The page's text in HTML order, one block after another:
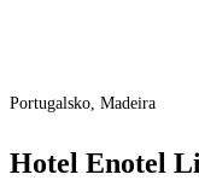
Portugalsko, Madeira
Hotel Enotel